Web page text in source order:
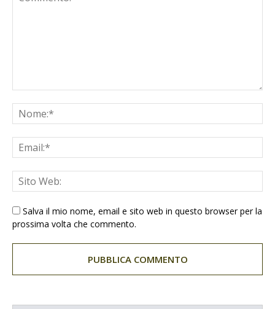
Salva il mio nome, email e sito web in questo browser per la
prossima volta che commento.